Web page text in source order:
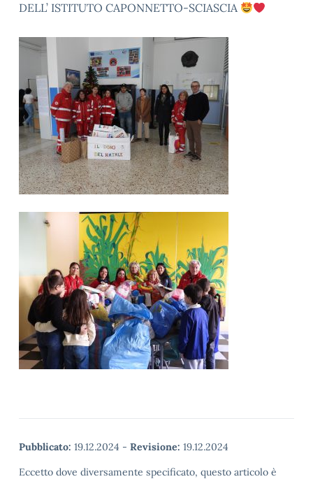
DELL’ ISTITUTO CAPONNETTO-SCIASCIA
Pubblicato: 19.12.2024 - Revisione: 19.12.2024
Eccetto dove diversamente specificato, questo articolo è